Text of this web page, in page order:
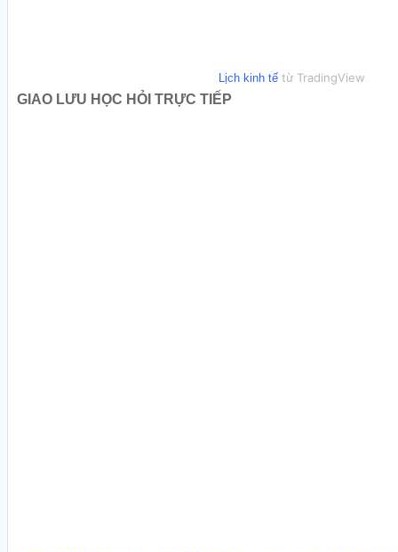
Lịch kinh tếtừ TradingView
GIAO LƯU HỌC HỎI TRỰC TIẾP